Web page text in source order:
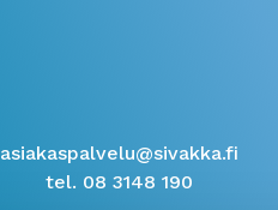
asiakaspalvelu@sivakka.fi
tel. 08 3148 190